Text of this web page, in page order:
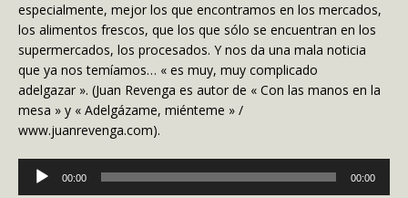
especialmente, mejor los que encontramos en los mercados,
los alimentos frescos, que los que sólo se encuentran en los
supermercados, los procesados. Y nos da una mala noticia
que ya nos temíamos… « es muy, muy complicado
adelgazar ». (Juan Revenga es autor de « Con las manos en la
mesa » y « Adelgázame, miénteme » /
www.juanrevenga.com).
Lecteur
audio
00:00 00:00